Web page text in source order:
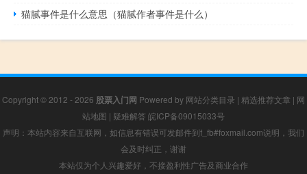
猫腻事件是什么意思（猫腻作者事件是什么）
Copyright © 2012 - 2026 股票入门网 Powered by 网站分类目录 | 精选推荐文章 | 网
站地图 | 疑难解答 皖ICP备09015033号
声明：本站内容来自互联网，如信息有错误可发邮件到f_fb#foxmail.com说明，我们
会及时纠正，谢谢
本站仅为个人兴趣爱好，不接盈利性广告及商业合作